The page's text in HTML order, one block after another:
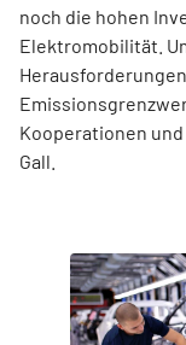
noch die hohen
Elektromobilität.
Kooperationen
Gall.